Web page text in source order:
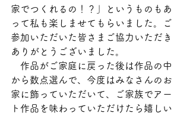
家でつくれるの！？」というものもあ
って私も楽しませてもらいました。ご
参加いただいた皆さまご協力いただき
ありがとうございました。
作品がご家庭に戻った後は作品の中
から数点選んで、今度はみなさんのお
家に飾っていただいて、ご家族でアー
ト作品を味わっていただけたら嬉しい